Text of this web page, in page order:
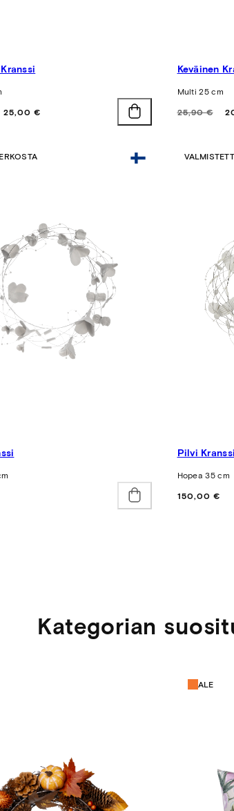
Alennushinta
25,00 €
Keväinen
Multi 25 cm
Hinta
25,90 €
Pilvi Kranssi
Hopea 35 cm
Hinta
150,00 €
Kategorian
ALE